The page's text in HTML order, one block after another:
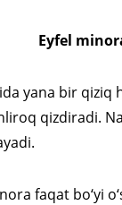
Eyfel
yana bir qiziq
qizdiradi.
faqat bo‘yi